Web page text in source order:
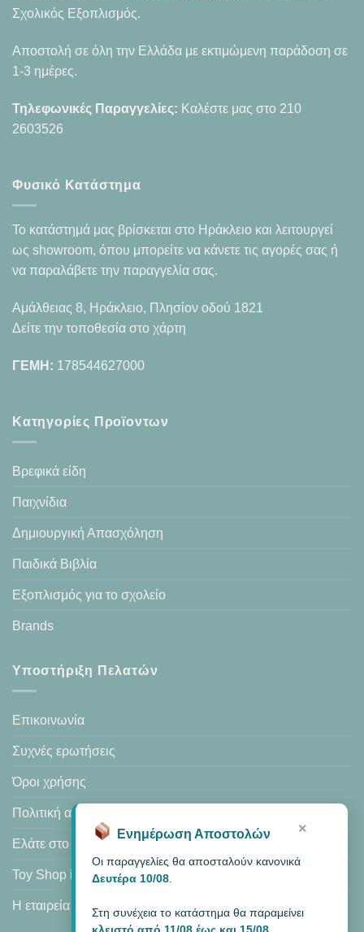
Σχολικός Εξοπλισμός.
Αποστολή σε όλη την Ελλάδα με εκτιμώμενη παράδοση σε
1-3 ημέρες.
Τηλεφωνικές Παραγγελίες: Καλέστε μας στο 210
2603526
Φυσικό Κατάστημα
Το κατάστημά μας βρίσκεται στο Ηράκλειο και λειτουργεί
ως showroom, όπου μπορείτε να κάνετε τις αγορές σας ή
να παραλάβετε την παραγγελία σας.
Αμάλθειας 8, Ηράκλειο, Πλησίον οδού 1821
Δείτε την τοποθεσία στο χάρτη
ΓΕΜΗ: 178544627000
Κατηγορίες Προϊοντων
Βρεφικά είδη
Παιχνίδια
Δημιουργική Απασχόληση
Παιδικά Βιβλία
Εξοπλισμός για το σχολείο
Brands
Υποστήριξη Πελατών
Επικοινωνία
Συχνές ερωτήσεις
Όροι χρήσης
Πολιτική απορρήτου
Ελάτε στο κατάστημά μας
Toy Shop in Heraklion
Η εταιρεία μας
×
Ενημέρωση Αποστολών
Οι παραγγελίες θα αποσταλούν κανονικά
Δευτέρα 10/08
Στη συνέχεια το κατάστημα θα παραμείνει